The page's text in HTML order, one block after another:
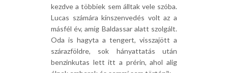
kezdve a többiek sem álltak vele szóba.
Lucas számára kínszenvedés volt az a
másfél év, amíg Baldassar alatt szolgált.
Oda is hagyta a tengert, visszajött a
szárazföldre, sok hányattatás után
benzinkutas lett itt a prérin, ahol alig